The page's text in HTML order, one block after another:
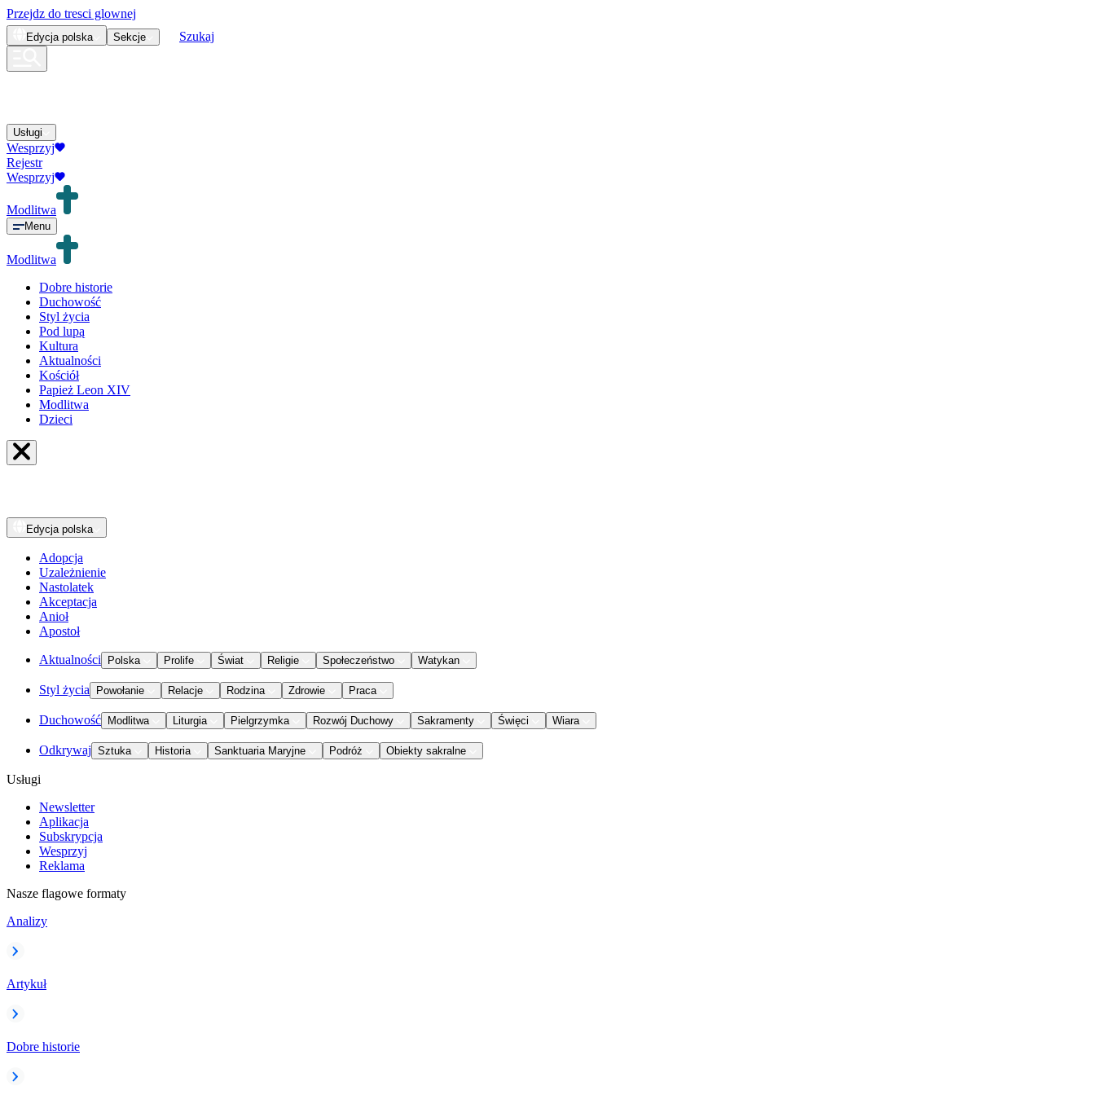
Przejdz do tresci glownej
Edycja polska Sekcje Szukaj
Usługi
Wesprzyj
Rejestr
Wesprzyj
Modlitwa
Menu
Modlitwa
Dobre historie
Duchowość
Styl życia
Pod lupą
Kultura
Aktualności
Kościół
Papież Leon XIV
Modlitwa
Dzieci
Edycja polska
Adopcja
Uzależnienie
Nastolatek
Akceptacja
Anioł
Apostoł
Aktualności Polska Prolife Świat Religie Społeczeństwo Watykan
Styl życia Powołanie Relacje Rodzina Zdrowie Praca
Duchowość Modlitwa Liturgia Pielgrzymka Rozwój Duchowy Sakramenty Święci Wiara
Odkrywaj Sztuka Historia Sanktuaria Maryjne Podróż Obiekty sakralne
Usługi
Newsletter
Aplikacja
Subskrypcja
Wesprzyj
Reklama
Nasze flagowe formaty
Analizy
Artykuł
Dobre historie